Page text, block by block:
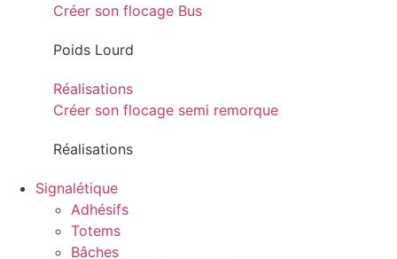
Créer son flocage Bus
Poids Lourd
Réalisations
Créer son flocage semi remorque
Réalisations
Signalétique
Adhésifs
Totems
Bâches